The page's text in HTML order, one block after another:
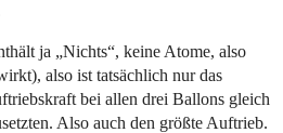
ja „Nichts“, keine Atome, also
also ist tatsächlich nur das
bei allen drei Ballons gleich
Also auch den größte Auftrieb.